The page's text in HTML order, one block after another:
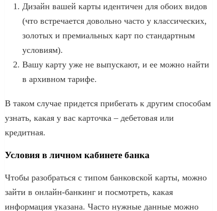
Дизайн вашей карты идентичен для обоих видов
(что встречается довольно часто у классических,
золотых и премиальных карт по стандартным
условиям).
Вашу карту уже не выпускают, и ее можно найти
в архивном тарифе.
В таком случае придется прибегать к другим способам
узнать, какая у вас карточка – дебетовая или
кредитная.
Условия в личном кабинете банка
Чтобы разобраться с типом банковской карты, можно
зайти в онлайн-банкинг и посмотреть, какая
информация указана. Часто нужные данные можно